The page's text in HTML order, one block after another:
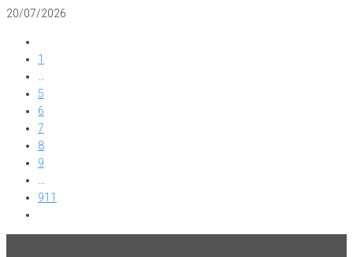
20/07/2026
1
5
6
7
8
9
911